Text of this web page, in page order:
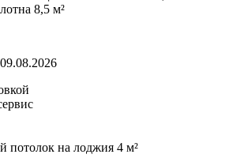
8,5 м²
потолок на лоджия 4 м²